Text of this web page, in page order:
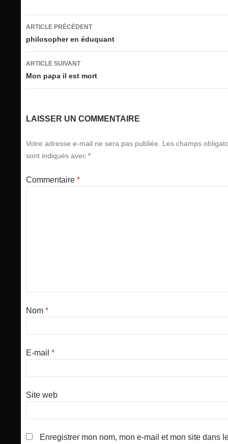
Navigation
des
articles
ARTICLE PRÉCÉDENT
philosopher en éduquant
ARTICLE SUIVANT
Mon papa il est mort
LAISSER UN COMMENTAIRE
Votre adresse e-mail ne sera pas publiée.
Les champs
sont indiqués avec *
Commentaire *
Nom *
E-mail *
Site web
Enregistrer mon nom, mon e-mail et mon site dans